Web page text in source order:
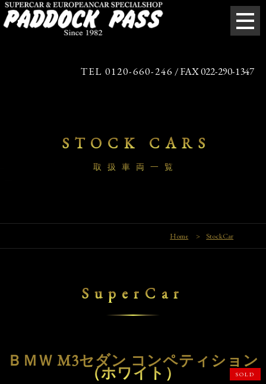
TEL 0120-660-246 / FAX 022-290-1347
STOCK CARS
取扱車両一覧
Home > StockCar
SuperCar
ＢＭＷ M3セダン コンペティション
（ホワイト） SOLD